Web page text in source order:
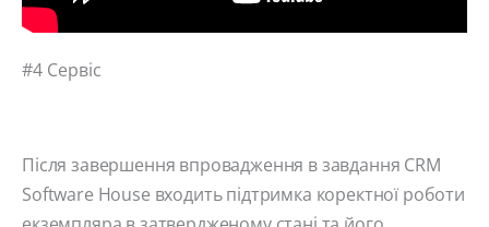
#4 Сервіс
Після завершення впровадження в завдання CRM
Software House входить підтримка коректної роботи